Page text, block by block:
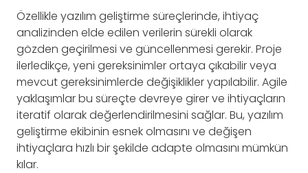
Özellikle yazılım geliştirme süreçlerinde, ihtiyaç
analizinden elde edilen verilerin sürekli olarak
gözden geçirilmesi ve güncellenmesi gerekir. Proje
ilerledikçe, yeni gereksinimler ortaya çıkabilir veya
mevcut gereksinimlerde değişiklikler yapılabilir. Agile
yaklaşımlar bu süreçte devreye girer ve ihtiyaçların
iteratif olarak değerlendirilmesini sağlar. Bu, yazılım
geliştirme ekibinin esnek olmasını ve değişen
ihtiyaçlara hızlı bir şekilde adapte olmasını mümkün
kılar.